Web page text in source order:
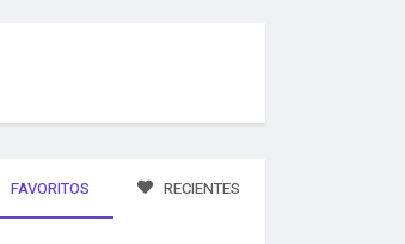
FAVORITOS RECIENTES